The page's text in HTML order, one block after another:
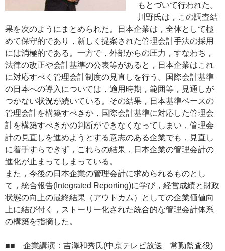
もとづいて行われた。
川野氏は，この調査結
果を次のようにまとめられた。日本企業は，全体として極
めて保守的であり，新しく提案された管理会計手法の採用
には消極的である。一方で，外部からの圧力，すなわち，
法律の改正や会計基準の公表等があると，日本企業はこれ
に対応すべく管理会計制度の見直しを行う。国際会計基準
の日本への導入については，適用時期，範囲等，見通しが
つかない状況が続いている。その結果，日本基準ベースの
管理会計を構築すべきか，国際会計基準に対応した管理会
計を構築すべきかの判断ができなくなってしまい，管理会
計の見直しを進めようとする意志のある企業でも，見直し
に着手すらできず，これらの結果，日本企業の管理会計の
進化が止まってしまっている。
また，今後の日本企業の管理会計に求められるものとし
て，統合報告(Integrated Reporting)に学び，経営成績と財政
状態の向上の最終結果（アウトカム）としての企業価値向
上に結び付く，ストーリー化された統合的な管理会計体系
の構築を指摘した。
■■ 企業講演：吉澤和秀氏(中京テレビ放送 常勤監査役)